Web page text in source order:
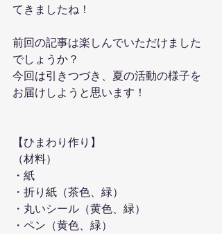
てきましたね！
前回の記事は楽しんでいただけました
でしょうか？
今回は引きつづき、夏の活動の様子を
お届けしようと思います！
【ひまわり作り】
（材料）
・紙
・折り紙（茶色、緑）
・丸いシール（黄色、緑）
・ペン（黄色、緑）